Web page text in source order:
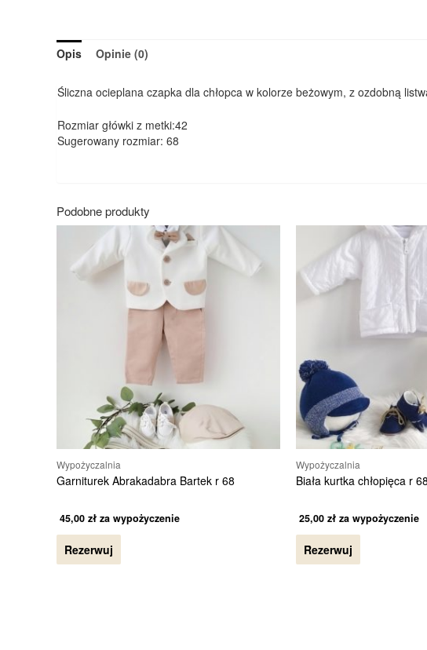
Opis Opinie (0)
Śliczna ocieplana czapka dla chłopca w kolorze beżowym, z ozdobną
Rozmiar główki z metki:42
Sugerowany rozmiar: 68
Podobne produkty
Wypożyczalnia
Garniturek Abrakadabra Bartek r 68
45,00 zł za wypożyczenie
Rezerwuj
Wypożyczalnia
Biała kurtka chłopięca r 68
25,00 zł za wypożyczenie
Rezerwuj